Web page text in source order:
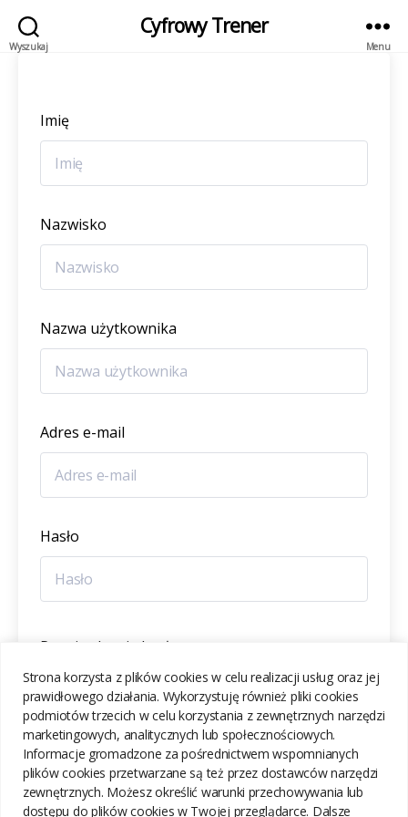
Strona korzysta z plików cookies w celu realizacji usług oraz jej
prawidłowego działania. Wykorzystuję również pliki cookies
podmiotów trzecich w celu korzystania z zewnętrznych narzędzi
marketingowych, analitycznych lub społecznościowych.
Informacje gromadzone za pośrednictwem wspomnianych
plików cookies przetwarzane są też przez dostawców narzędzi
zewnętrznych. Możesz określić warunki przechowywania lub
dostępu do plików cookies w Twojej przeglądarce. Dalsze
Wyszukaj
Cyfrowy Trener
Menu
Imię
Nazwisko
Nazwa użytkownika
Adres e-mail
Hasło
Potwierdzenie hasła
ZAREJESTRUJ SIĘ